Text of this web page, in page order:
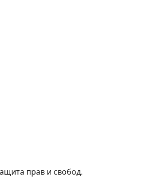
прав и свобод.